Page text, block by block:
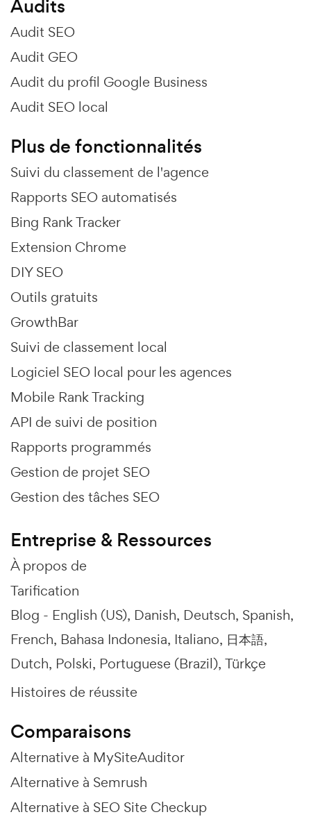
Audits
Audit SEO
Audit GEO
Audit du profil Google Business
Audit SEO local
Plus de fonctionnalités
Suivi du classement de l'agence
Rapports SEO automatisés
Bing Rank Tracker
Extension Chrome
DIY SEO
Outils gratuits
GrowthBar
Suivi de classement local
Logiciel SEO local pour les agences
Mobile Rank Tracking
API de suivi de position
Rapports programmés
Gestion de projet SEO
Gestion des tâches SEO
Entreprise & Ressources
À propos de
Tarification
Blog - English (US) Danish Deutsch Spanish
French Bahasa Indonesia Italiano 日本語
Dutch Polski Portuguese (Brazil) Türkçe
Histoires de réussite
Comparaisons
Alternative à MySiteAuditor
Alternative à Semrush
Alternative à SEO Site Checkup